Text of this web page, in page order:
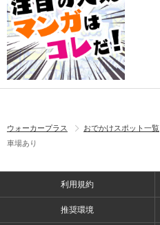
ウォーカープラス おでかけスポット一覧
車場あり
利用規約
推奨環境